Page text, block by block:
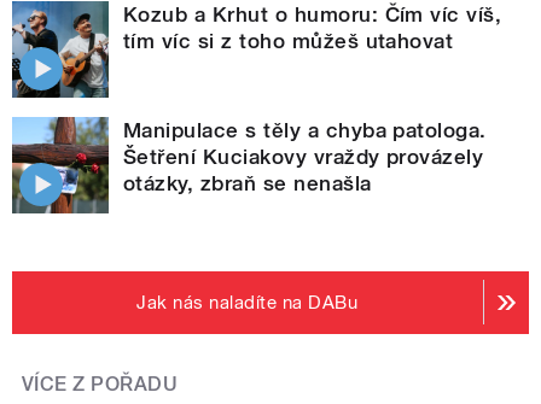
Kozub a Krhut o humoru: Čím víc víš,
tím víc si z toho můžeš utahovat
Manipulace s těly a chyba patologa.
Šetření Kuciakovy vraždy provázely
otázky, zbraň se nenašla
Jak nás naladíte na DABu
VÍCE Z POŘADU